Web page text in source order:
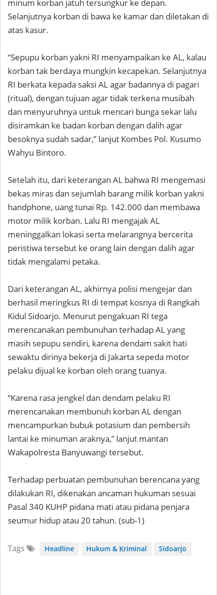
minum korban jatuh tersungkur ke depan.
Selanjutnya korban di bawa ke kamar dan diletakan di
atas kasur.
“Sepupu korban yakni RI menyampaikan ke AL, kalau
korban tak berdaya mungkin kecapekan. Selanjutnya
RI berkata kepada saksi AL agar badannya di pagari
(ritual), dengan tujuan agar tidak terkena musibah
dan menyuruhnya untuk mencari bunga sekar lalu
disiramkan ke badan korban dengan dalih agar
besoknya sudah sadar,” lanjut Kombes Pol. Kusumo
Wahyu Bintoro.
Setelah itu, dari keterangan AL bahwa RI mengemasi
bekas miras dan sejumlah barang milik korban yakni
handphone, uang tunai Rp. 142.000 dan membawa
motor milik korban. Lalu RI mengajak AL
meninggalkan lokasi serta melarangnya bercerita
peristiwa tersebut ke orang lain dengan dalih agar
tidak mengalami petaka.
Dari keterangan AL, akhirnya polisi mengejar dan
berhasil meringkus RI di tempat kosnya di Rangkah
Kidul Sidoarjo. Menurut pengakuan RI tega
merencanakan pembunuhan terhadap AL yang
masih sepupu sendiri, karena dendam sakit hati
sewaktu dirinya bekerja di Jakarta sepeda motor
pelaku dijual ke korban oleh orang tuanya.
“Karena rasa jengkel dan dendam pelaku RI
merencanakan membunuh korban AL dengan
mencampurkan bubuk potasium dan pembersih
lantai ke minuman araknya,” lanjut mantan
Wakapolresta Banyuwangi tersebut.
Terhadap perbuatan pembunuhan berencana yang
dilakukan RI, dikenakan ancaman hukuman sesuai
Pasal 340 KUHP pidana mati atau pidana penjara
seumur hidup atau 20 tahun. (sub-1)
Tags Headline Hukum & Kriminal Sidoarjo